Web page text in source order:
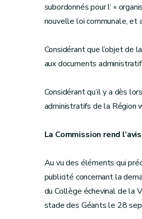
subordonnés pour l’ «
nouvelle loi communale, et
Considérant que l’objet de
aux documents
Considérant qu’il y a dès
administratifs de la Région
La Commission rend
Au vu des éléments qui
publicité concernant la
du Collège échevinal de la
stade des Géants le 28